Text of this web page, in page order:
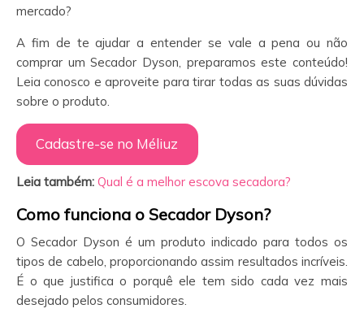
mercado?
A fim de te ajudar a entender se vale a pena ou não
comprar um Secador Dyson, preparamos este conteúdo!
Leia conosco e aproveite para tirar todas as suas dúvidas
sobre o produto.
Cadastre-se no Méliuz
Leia também: Qual é a melhor escova secadora?
Como funciona o Secador Dyson?
O Secador Dyson é um produto indicado para todos os
tipos de cabelo, proporcionando assim resultados incríveis.
É o que justifica o porquê ele tem sido cada vez mais
desejado pelos consumidores.